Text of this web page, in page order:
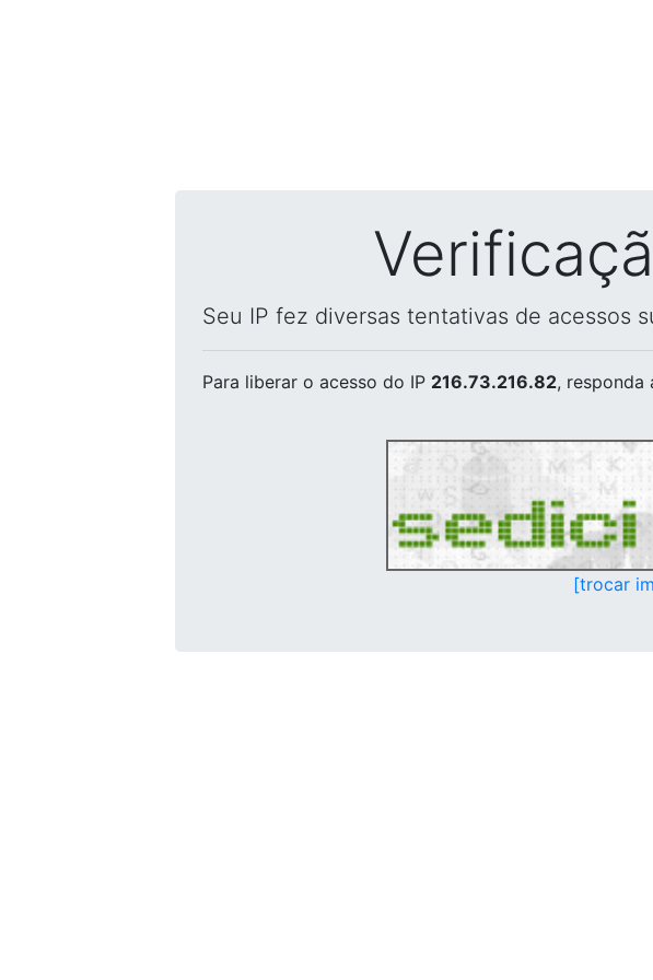
Seu IP fez diversas tentativas de acessos
Para liberar o acesso do IP 216.73.216.82, responda
[trocar